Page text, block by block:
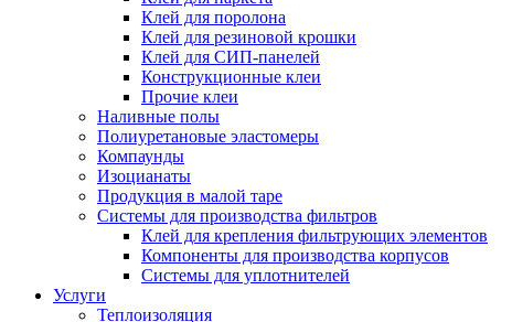
Клей для поролона
Клей для резиновой крошки
Клей для СИП-панелей
Конструкционные клеи
Прочие клеи
Наливные полы
Полиуретановые эластомеры
Компаунды
Изоцианаты
Продукция в малой таре
Системы для производства фильтров
Клей для крепления фильтрующих элементов
Компоненты для производства корпусов
Системы для уплотнителей
Услуги
Теплоизоляция